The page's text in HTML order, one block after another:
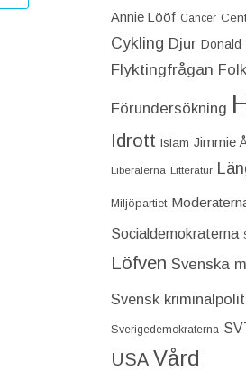
Annie Lööf Cancer
Cykling Djur Donald
Flyktingfrågan
Förundersökning
Idrott Islam Jimmie
Liberalerna Litteratur
Miljöpartiet
Socialdemokraterna
Löfven Svenska
Svensk
Sverigedemokraterna
USA Vård